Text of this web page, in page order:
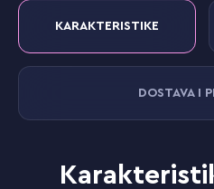
KARAKTERISTIKE
DOSTAVA I